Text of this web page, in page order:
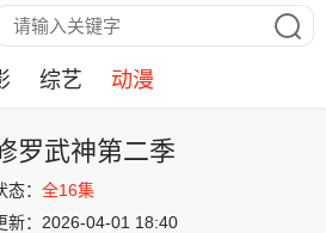
综艺 动漫
罗武神第二季
态： 全16集
新： 2026-04-01 18:40